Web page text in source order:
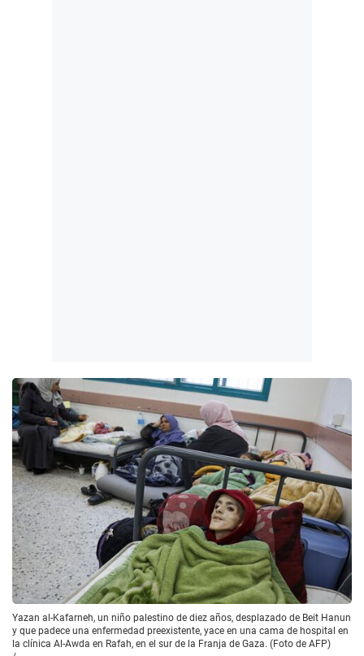
Yazan al-Kafarneh, un niño palestino de diez años, desplazado de Beit Hanun
y que padece una enfermedad preexistente, yace en una cama de hospital en
la clínica Al-Awda en Rafah, en el sur de la Franja de Gaza. (Foto de AFP)